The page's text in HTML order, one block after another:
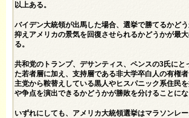
以上ある。
バイデン大統領が出馬した場合、選挙で勝てるかど
抑えアメリカの景気を回復させられるかどうかが最
る。
共和党のトランプ、デサンティス、ペンスの3氏にと
た若者層に加え、支持層である非大学卒白人の有権
主党から鞍替えしている黒人やヒスパニック系住民
や争点を演出できるかどうかが勝敗を分けることにな
いずれにしても、アメリカ大統領選挙はマラソンレ